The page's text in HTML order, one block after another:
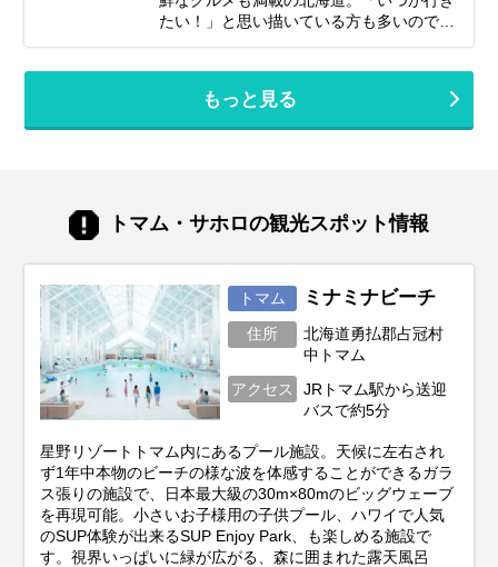
届けします。あなただけの特別な北海道旅
行を実現するためのヒントを見つけて、最
たい！」と思い描いている方も多いのでは
シーズンはいつ？」と迷ってしまいますよ
ね。北海道は訪れる季節によって、気候は
い！」という想いを叶えるためには、ベス
トシーズン選びがとても重要。この記事で
るコツまで、北海道旅行を120%楽しむた
めの情報をお届けします！
もっと見る
トマム・サホロの観光スポット情報
トマム ミナミナビーチ
住所
北海道勇払郡占冠村
中トマム
アクセス
JRトマム駅から送迎
バスで約5分
星野リゾートトマム内にあるプール施設。天候に左右され
ず1年中本物のビーチの様な波を体感することができるガラ
ス張りの施設で、日本最大級の30m×80mのビッグウェーブ
を再現可能。小さいお子様用の子供プール、ハワイで人気
のSUP体験が出来るSUP Enjoy Park、も楽しめる施設で
す。視界いっぱいに緑が広がる、森に囲まれた露天風呂